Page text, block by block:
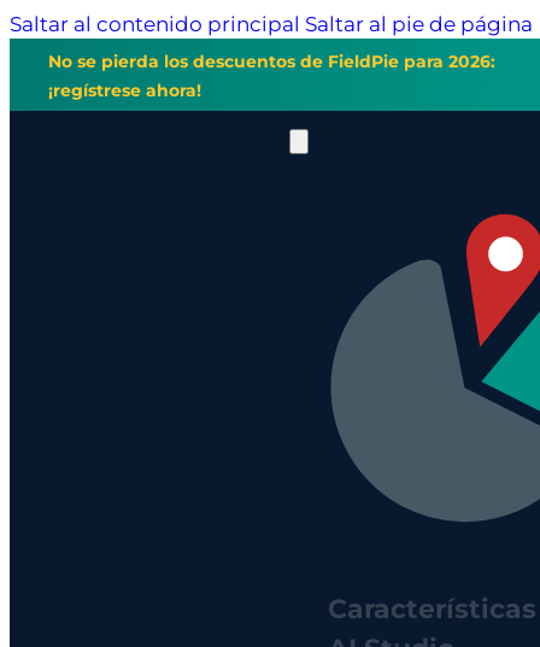
Saltar al contenido principal Saltar al pie de página
No se pierda los descuentos de FieldPie para 2026:
¡regístrese ahora!
Características